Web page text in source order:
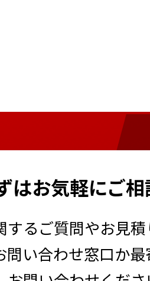
はお気軽にご
するご質問やお見
問い合わせ窓口か